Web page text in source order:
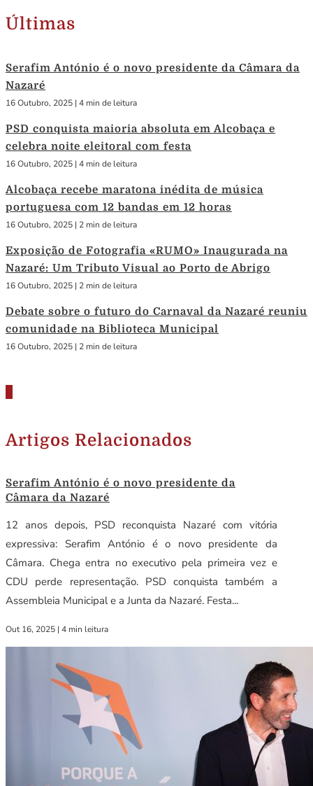
Últimas
Serafim António é o novo presidente da Câmara da
Nazaré
16 Outubro, 2025 | 4 min de leitura
PSD conquista maioria absoluta em Alcobaça e
celebra noite eleitoral com festa
16 Outubro, 2025 | 4 min de leitura
Alcobaça recebe maratona inédita de música
portuguesa com 12 bandas em 12 horas
16 Outubro, 2025 | 2 min de leitura
Exposição de Fotografia «RUMO» Inaugurada na
Nazaré: Um Tributo Visual ao Porto de Abrigo
16 Outubro, 2025 | 2 min de leitura
Debate sobre o futuro do Carnaval da Nazaré reuniu
comunidade na Biblioteca Municipal
16 Outubro, 2025 | 2 min de leitura
Artigos Relacionados
Serafim António é o novo presidente da
Câmara da Nazaré
12 anos depois, PSD reconquista Nazaré com vitória
expressiva: Serafim António é o novo presidente da
Câmara. Chega entra no executivo pela primeira vez e
CDU perde representação. PSD conquista também a
Assembleia Municipal e a Junta da Nazaré. Festa...
Out 16, 2025 | 4 min leitura